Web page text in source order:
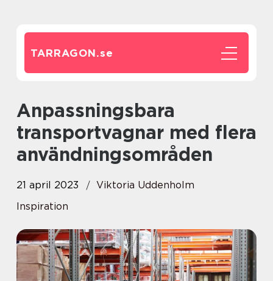
TARRAGON.se
Anpassningsbara
transportvagnar med flera
användningsområden
21 april 2023
Viktoria Uddenholm
Inspiration